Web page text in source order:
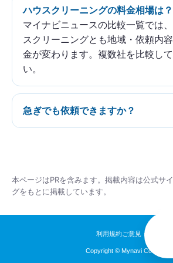
お家クリーニング佐藤
所在地
支払い方法
クレジットカード、QRコード決済
キッチンクリーニング
12000円
お掃除機能付きエアコン
ハウスクリーニングの料金相場は？
マイナビニュースの比較一覧では
スクリーニングとも地域・依頼内
金が変わります。複数社を比較し
い。
急ぎでも依頼できますか？
本ページはPRを含みます。掲載内容は公式サ
グをもとに掲載しています。
利用規約ご意見・ご感想
Copyright © Mynavi Corporation